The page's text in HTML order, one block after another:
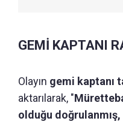
GEMİ KAPTANI
Olayın gemi kaptanı
aktarılarak, "
olduğu